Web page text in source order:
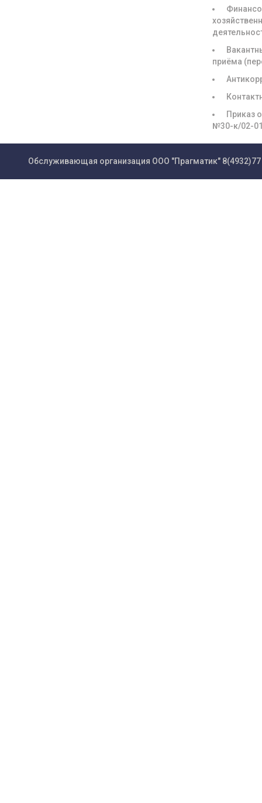
приёма
Приказ
№30-к/02-
Обслуживающая организация ООО "Прагматик"8(4932)77